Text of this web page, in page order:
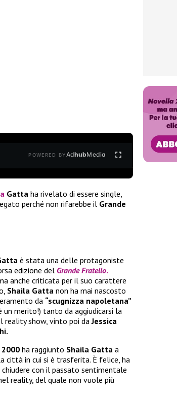
POWERED BYAdhubMedia
Gatta ha rivelato di essere single,
perché non rifarebbe il Grande
è stata una delle protagoniste
edizione del Grande Fratello.
anche criticata per il suo carattere
Shaila Gatta non ha mai nascosto
da “scugnizza napoletana”
un merito!) tanto da aggiudicarsi la
reality show, vinto poi daJessica
ha raggiunto Shaila Gatta a
città in cui si è trasferita. È felice, ha
chiudere con il passato sentimentale
reality, del quale non vuole più